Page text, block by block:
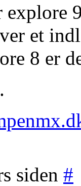
explore
et
8 er
siden #